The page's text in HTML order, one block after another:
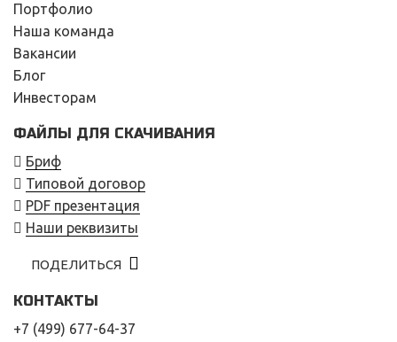
Портфолио
Наша команда
Вакансии
Блог
Инвесторам
ФАЙЛЫ ДЛЯ СКАЧИВАНИЯ
Бриф
Типовой договор
PDF презентация
Наши реквизиты
ПОДЕЛИТЬСЯ
КОНТАКТЫ
+7 (499) 677-64-37